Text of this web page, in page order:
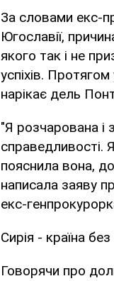
За словами екс-
Югославії,
якого так і не
успіхів.
нарікає дель
"Я розчарована
справедливості.
пояснила вона,
написала заяву
екс-
Сирія - країна
Говорячи про